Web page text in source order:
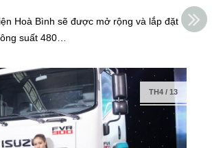
Hoà Bình sẽ được mở rộng và lắp đặt
suất 480…
TH4/ 13